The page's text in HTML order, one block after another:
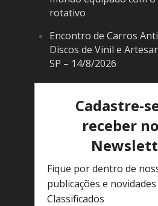
rotativo
Encontro de Carros
Discos de Vinil e
SP – 14/8/2026